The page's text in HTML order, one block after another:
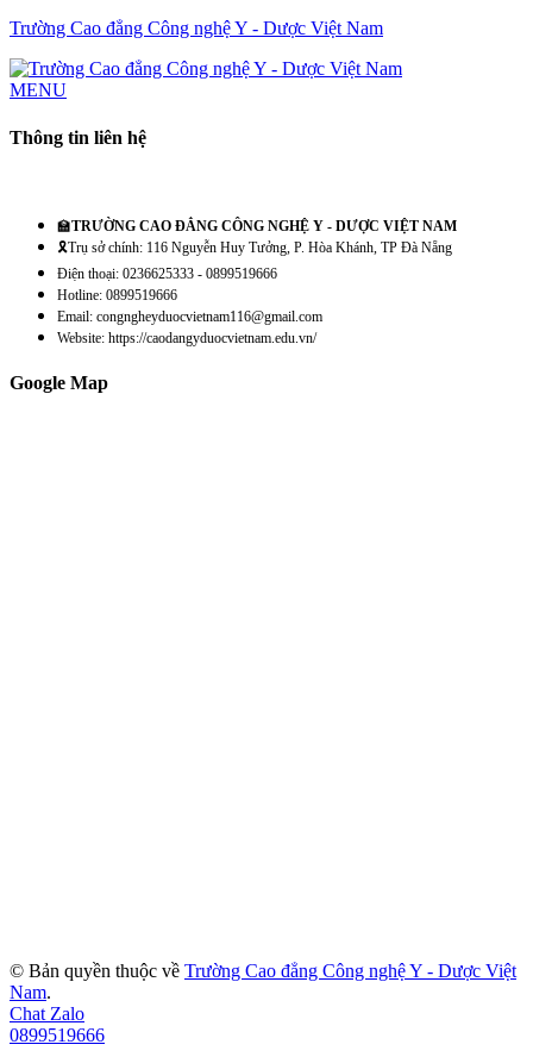
Trường Cao đẳng Công nghệ Y - Dược Việt Nam
MENU
Thông tin liên hệ
🏫TRƯỜNG CAO ĐẲNG CÔNG NGHỆ Y - DƯỢC VIỆT NAM
🎗️Trụ sở chính: 116 Nguyễn Huy Tưởng, P. Hòa Khánh, TP Đà Nẵng
Điện thoại: 0236625333 - 0899519666
Hotline: 0899519666
Email: congngheyduocvietnam116@gmail.com
Website: https://caodangyduocvietnam.edu.vn/
Google Map
© Bản quyền thuộc về Trường Cao đẳng Công nghệ Y - Dược Việt
Nam.
Chat Zalo
0899519666